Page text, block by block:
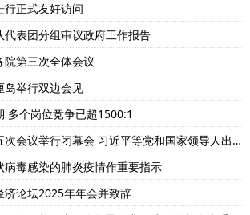
行正式友好访问
代表团分组审议政府工作报告
第三次全体会议
岛举行双边会见
多个岗位竞争已超1500:1
会议举行闭幕会 习近平等党和国家领导人出
病毒感染的肺炎疫情作重要指示
济论坛2025年年会并致辞